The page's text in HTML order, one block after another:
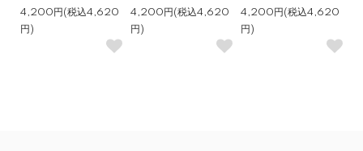
4,200円(税込4,620
円)
4,200円(税込4,620
円)
4,200円(税込4,620
円)